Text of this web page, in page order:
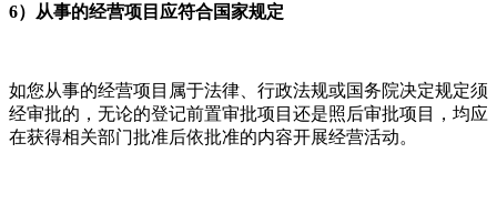
6）从事的经营项目应符合国家规定
如您从事的经营项目属于法律、行政法规或国务院决定规定须
经审批的，无论的登记前置审批项目还是照后审批项目，均应
在获得相关部门批准后依批准的内容开展经营活动。